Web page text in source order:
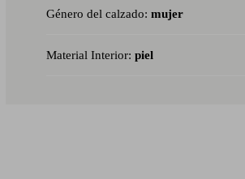
Género del calzado: mujer
Material Interior: piel